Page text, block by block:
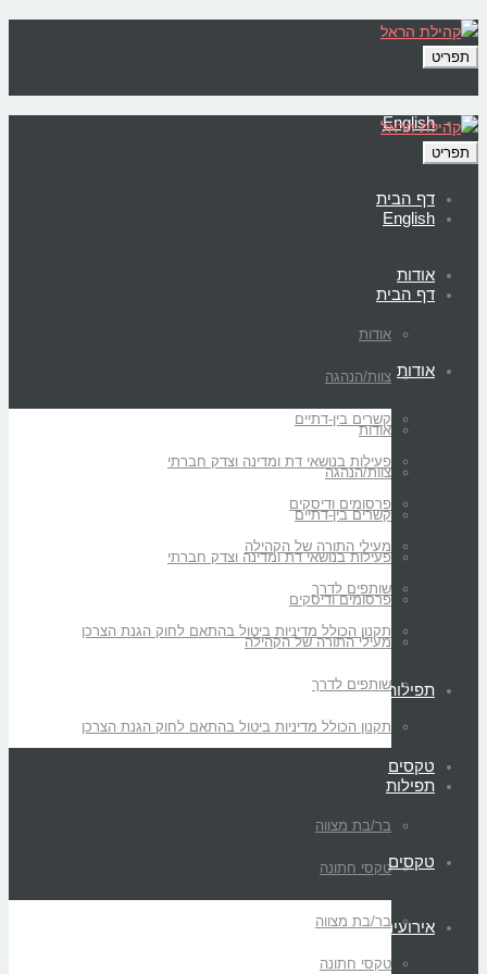
תפריט
English
דף הבית
אודות
אודות
צוות/הנהגה
קשרים בין-דתיים
פעילות בנושאי דת ומדינה וצדק חברתי
פרסומים ודיסקים
מעילי התורה של הקהילה
שותפים לדרך
תקנון הכולל מדיניות ביטול בהתאם לחוק הגנת הצרכן
תפילות
טקסים
בר/בת מצווה
טקסי חתונה
אירועים
תפריט
English
דף הבית
אודות
אודות
צוות/הנהגה
קשרים בין-דתיים
פעילות בנושאי דת ומדינה וצדק חברתי
פרסומים ודיסקים
מעילי התורה של הקהילה
שותפים לדרך
תקנון הכולל מדיניות ביטול בהתאם לחוק הגנת הצרכן
תפילות
טקסים
בר/בת מצווה
טקסי חתונה